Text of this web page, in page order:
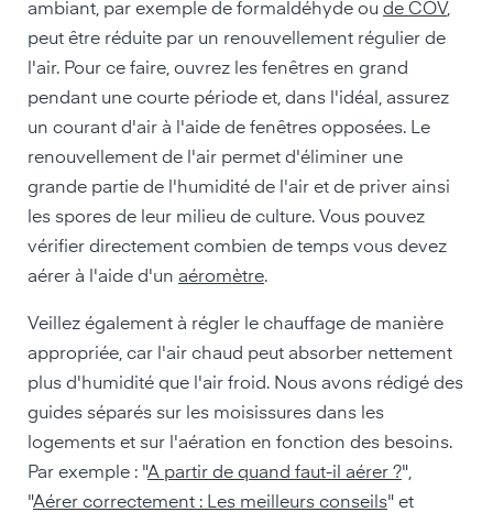
ambiant, par exemple de formaldéhyde ou de COV,
peut être réduite par un renouvellement régulier de
l'air. Pour ce faire, ouvrez les fenêtres en grand
pendant une courte période et, dans l'idéal, assurez
un courant d'air à l'aide de fenêtres opposées. Le
renouvellement de l'air permet d'éliminer une
grande partie de l'humidité de l'air et de priver ainsi
les spores de leur milieu de culture. Vous pouvez
vérifier directement combien de temps vous devez
aérer à l'aide d'un aéromètre.
Veillez également à régler le chauffage de manière
appropriée, car l'air chaud peut absorber nettement
plus d'humidité que l'air froid. Nous avons rédigé des
guides séparés sur les moisissures dans les
logements et sur l'aération en fonction des besoins.
Par exemple : "A partir de quand faut-il aérer ?",
"Aérer correctement : Les meilleurs conseils" et